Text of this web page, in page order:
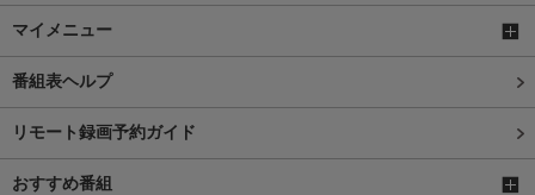
マイメニュー
番組表ヘルプ
リモート録画予約ガイド
おすすめ番組